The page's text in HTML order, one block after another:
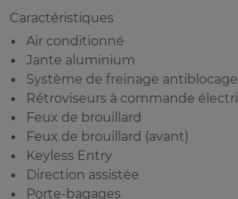
Caractéristiques
Air conditionné
Jante aluminium
Système de freinage antiblocage
Rétroviseurs à commande
Feux de brouillard
Feux de brouillard (avant)
Keyless Entry
Direction assistée
Porte-bagages